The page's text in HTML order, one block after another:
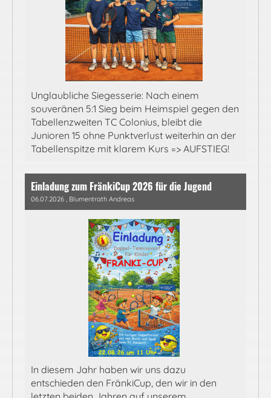
Unglaubliche Siegesserie: Nach einem
souveränen 5:1 Sieg beim Heimspiel gegen den
Tabellenzweiten TC Colonius, bleibt die
Junioren 15 ohne Punktverlust weiterhin an der
Tabellenspitze mit klarem Kurs => AUFSTIEG!
Einladung zum FränkiCup 2026 für die Jugend
06.07.2026 , Blumentrath Andreas
In diesem Jahr haben wir uns dazu
entschieden den FränkiCup, den wir in den